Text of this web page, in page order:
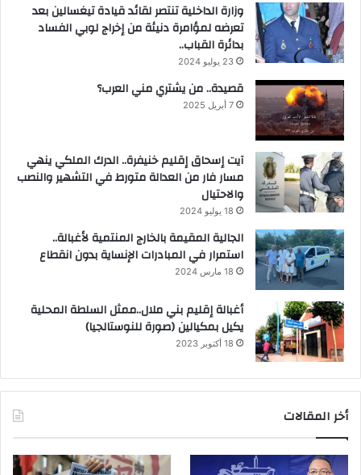
وزارة الداخلية تنتصر لقائد قيادة تيغسالين بعد
تعرضه لمؤامرة دنيئة من إخراج لوبي الفساد
بدائرة القباب..
23 يوليو 2024
قصيدة.. من يشتري مني العرب؟
7 أبريل 2025
آيت إسحاق إقليم خنيفرة.. الدرك الملكي ينهي
مسار فار من العدالة متورط في التشهير والنصب
والاحتيال
18 يوليو 2024
الجالية المقيمة بالخارج المنتمية لأغبالة..
استمرار في المبادرات الإنساية بدون انقطاع
18 مارس 2024
أغبالة إقليم بني ملال..ممثل السلطة المحلية
يكيل بمكيالين (صورة للنوستالجيا)
18 أكتوبر 2023
أخر المقالات